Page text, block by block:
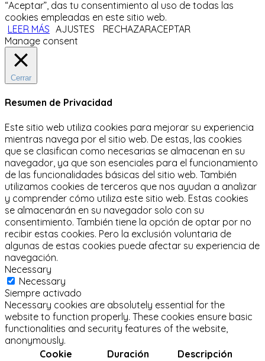
“Aceptar”, das tu consentimiento al uso de todas las
cookies empleadas en este sitio web.
LEER MÁS AJUSTES RECHAZARACEPTAR
Manage consent
Cerrar
Resumen de Privacidad
Este sitio web utiliza cookies para mejorar su experiencia
mientras navega por el sitio web. De estas, las cookies
que se clasifican como necesarias se almacenan en su
navegador, ya que son esenciales para el funcionamiento
de las funcionalidades básicas del sitio web. También
utilizamos cookies de terceros que nos ayudan a analizar
y comprender cómo utiliza este sitio web. Estas cookies
se almacenarán en su navegador solo con su
consentimiento. También tiene la opción de optar por no
recibir estas cookies. Pero la exclusión voluntaria de
algunas de estas cookies puede afectar su experiencia de
navegación.
Necessary
Necessary
Siempre activado
Necessary cookies are absolutely essential for the
website to function properly. These cookies ensure basic
functionalities and security features of the website,
anonymously.
Cookie
Duración Descripción